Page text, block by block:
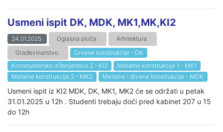
Usmeni ispit DK, MDK, MK1,MK,KI2
24.01.2025. Oglasna ploča
Arhitektura
Građevinarstvo
Drvene konstrukcije - DK
Konstruktersko inženjerstvo 2 - KI2
Metalne konstrukcije 1 - MK1
Metalne konstrukcije 2 - MK2
Metalne i drvene konstrukcije - MDK
Usmeni ispit iz KI2 MDK, DK, MK1, MK2 će se održati u petak
31.01.2025 u 12h . Studenti trebaju doći pred kabinet 207 u 15
do 12h